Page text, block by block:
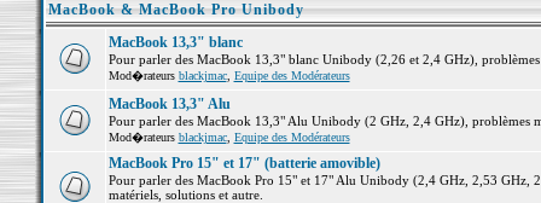
MacBook & MacBook Pro Unibody
MacBook 13,3" blanc
Pour parler des MacBook 13,3" blanc Unibody (2,26 et 2,4 GHz),
Mod�rateurs blackjmac, Equipe des Modérateurs
MacBook 13,3" Alu
Pour parler des MacBook 13,3" Alu Unibody (2 GHz, 2,4 GHz), problèmes
Mod�rateurs blackjmac, Equipe des Modérateurs
MacBook Pro 15" et 17" (batterie amovible)
Pour parler des MacBook Pro 15" et 17" Alu Unibody (2,4 GHz, 2,53 GHz,
matériels, solutions et autre.